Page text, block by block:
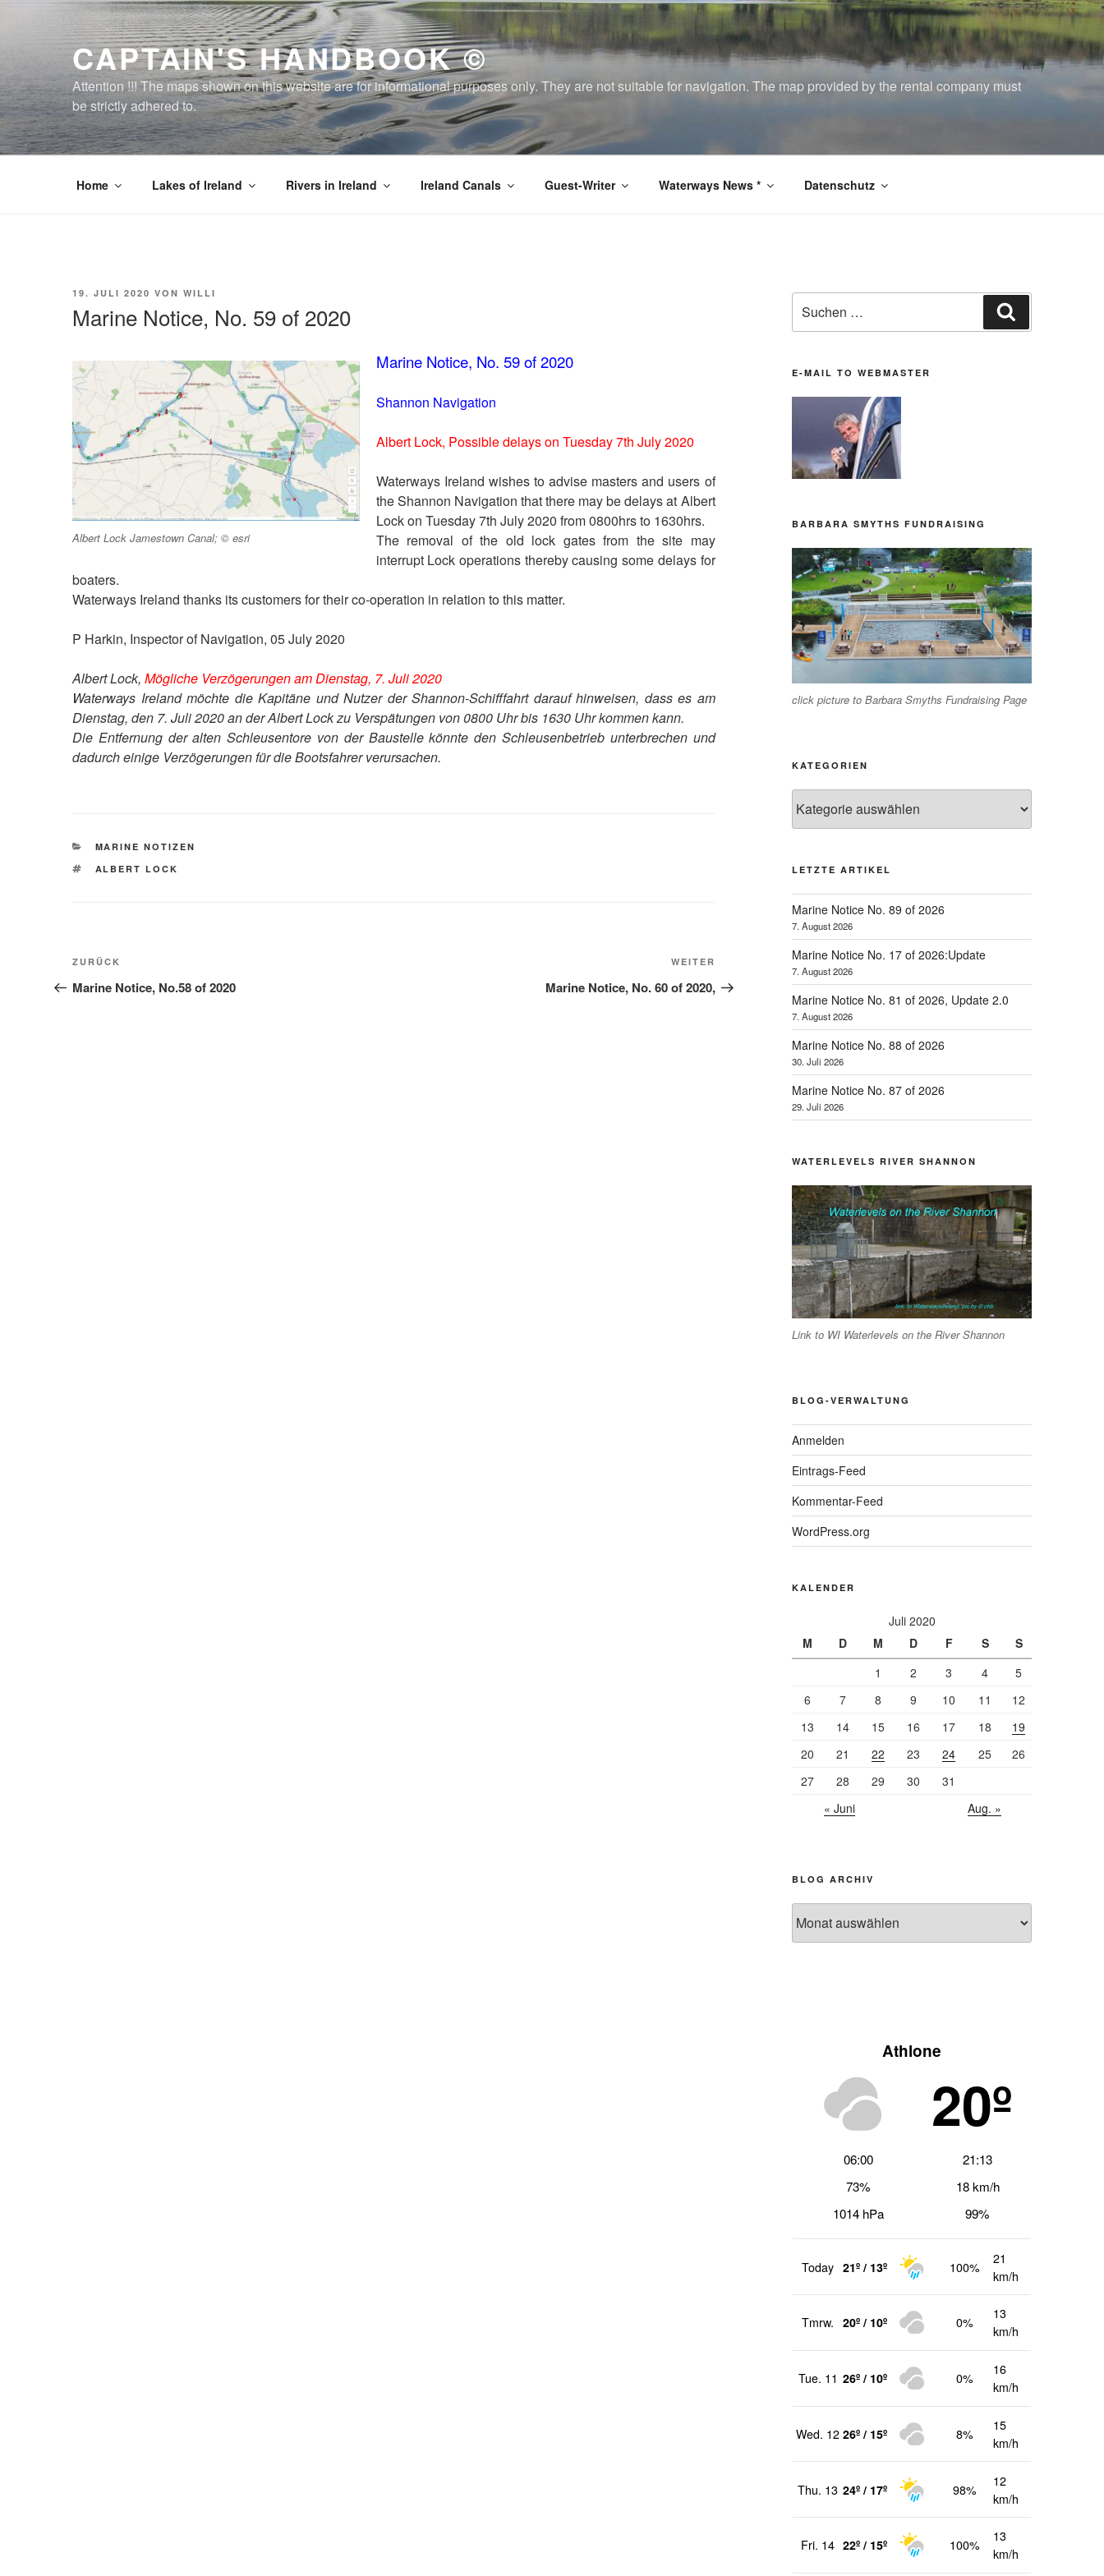
CAPTAIN'S HANDBOOK ©
Attention !!! The maps shown on this website are for informational purposes only. They are not suitable for navigation. The map provided by the rental company must
be strictly adhered to.
Home Lakes of Ireland Rivers in Ireland Ireland Canals Guest-Writer Waterways News * Datenschutz
VERÖFFENTLICHT
19. JULI 2020 VON WILLI
Marine Notice, No. 59 of 2020
Albert Lock Jamestown Canal; © esri
Marine Notice, No. 59 of 2020
Shannon Navigation
Albert Lock, Possible delays on Tuesday 7th July 2020
Waterways Ireland wishes to advise masters and users of
the Shannon Navigation that there may be delays at Albert
Lock on Tuesday 7th July 2020 from 0800hrs to 1630hrs.
The removal of the old lock gates from the site may
interrupt Lock operations thereby causing some delays for
boaters.
Waterways Ireland thanks its customers for their co-operation in relation to this matter.
P Harkin, Inspector of Navigation, 05 July 2020
Albert Lock, Mögliche Verzögerungen am Dienstag, 7. Juli 2020
Waterways Ireland möchte die Kapitäne und Nutzer der Shannon-Schifffahrt darauf hinweisen, dass es am
Dienstag, den 7. Juli 2020 an der Albert Lock zu Verspätungen von 0800 Uhr bis 1630 Uhr kommen kann.
Die Entfernung der alten Schleusentore von der Baustelle könnte den Schleusenbetrieb unterbrechen und
dadurch einige Verzögerungen für die Bootsfahrer verursachen.
KATEGORIEN
MARINE NOTIZEN
SCHLAGWÖRTER
ALBERT LOCK
Beitragsnavigation
Vorheriger
Beitrag
ZURÜCK
Marine Notice, No.58 of 2020
Beitrag
WEITER
Marine Notice, No. 60 of 2020,
nach:
E-MAIL TO WEBMASTER
BARBARA SMYTHS FUNDRAISING
click picture to Barbara Smyths Fundraising Page
KATEGORIEN
LETZTE ARTIKEL
Marine Notice No. 89 of 2026
7. August 2026
Marine Notice No. 17 of 2026:Update
7. August 2026
Marine Notice No. 81 of 2026, Update 2.0
7. August 2026
Marine Notice No. 88 of 2026
30. Juli 2026
Marine Notice No. 87 of 2026
29. Juli 2026
WATERLEVELS RIVER SHANNON
Link to WI Waterlevels on the River Shannon
BLOG-VERWALTUNG
Anmelden
Eintrags-Feed
Kommentar-Feed
WordPress.org
KALENDER
Juli 2020
M
D M D F S
S
1
2 3 4
5
6
7 8 9 10 11
12
13
14 15 16 17 18
19
20
21 22 23 24 25
26
27
28 29 30
31
« Juni
Aug. »
BLOG ARCHIV
Archiv
Athlone
20º
06:00
21:13
73%
18 km/h
1014 hPa
99%
Today 21º / 13º 100%
21
km/h
Tmrw. 20º / 10º 0%
13
km/h
Tue. 11 26º / 10º 0%
16
km/h
Wed. 12 26º / 15º 8%
15
km/h
Thu. 13 24º / 17º 98%
12
km/h
Fri. 14 22º / 15º 100%
13
km/h